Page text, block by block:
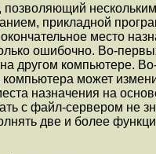
прикладной
место
ошибочно. Во-
другом компьютере.
может
назначения на
с файл-сервером не
две и более